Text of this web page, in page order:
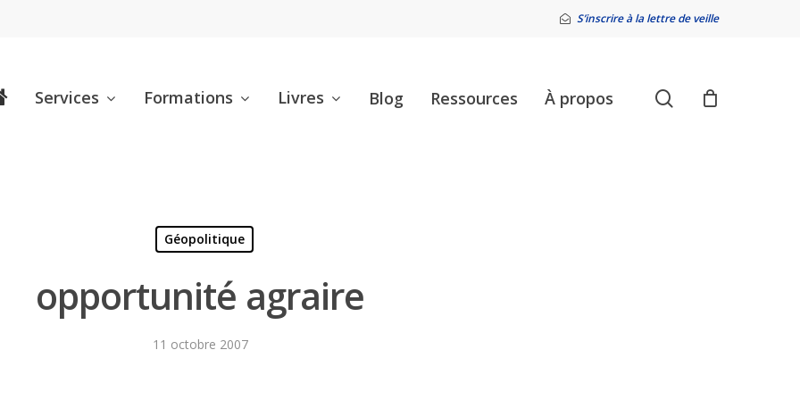
S’inscrire à la lettre de veille
Services Formations Livres Blog Ressources À propos search
Géopolitique
opportunité agraire
11 octobre 2007